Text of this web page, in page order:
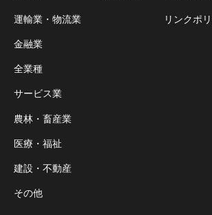
運輸業・物流業
金融業
全業種
サービス業
農林・畜産業
医療・福祉
建設・不動産
その他
リンクポ